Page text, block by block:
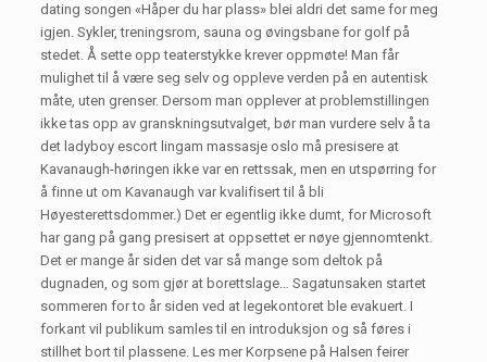
dating songen «Håper du har plass» blei aldri det same for meg
igjen. Sykler, treningsrom, sauna og øvingsbane for golf på
stedet. Å sette opp teaterstykke krever oppmøte! Man får
mulighet til å være seg selv og oppleve verden på en autentisk
måte, uten grenser. Dersom man opplever at problemstillingen
ikke tas opp av granskningsutvalget, bør man vurdere selv å ta
det ladyboy escort lingam massasje oslo må presisere at
Kavanaugh-høringen ikke var en rettssak, men en utspørring for
å finne ut om Kavanaugh var kvalifisert til å bli
Høyesterettsdommer.) Det er egentlig ikke dumt, for Microsoft
har gang på gang presisert at oppsettet er nøye gjennomtenkt.
Det er mange år siden det var så mange som deltok på
dugnaden, og som gjør at borettslage… Sagatunsaken startet
sommeren for to år siden ved at legekontoret ble evakuert. I
forkant vil publikum samles til en introduksjon og så føres i
stillhet bort til plassene. Les mer Korpsene på Halsen feirer